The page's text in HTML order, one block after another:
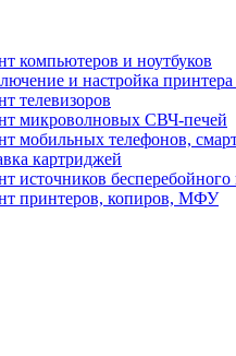
компьютеров и ноутбуков
и настройка
телевизоров
микроволновых СВЧ-печей
мобильных телефонов,
картриджей
источников бесперебойного
принтеров, копиров, МФУ